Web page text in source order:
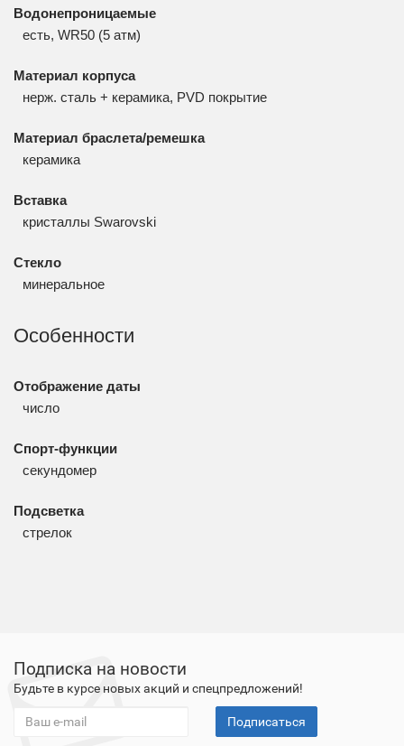
Водонепроницаемые
есть, WR50 (5 атм)
Материал корпуса
нерж. сталь + керамика, PVD покрытие
Материал браслета/ремешка
керамика
Вставка
кристаллы Swarovski
Стекло
минеральное
Особенности
Отображение даты
число
Спорт-функции
секундомер
Подсветка
стрелок
Подписка на новости
Будьте в курсе новых акций и спецпредложений!
Подписаться